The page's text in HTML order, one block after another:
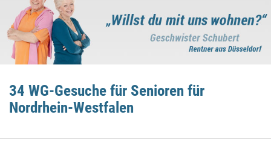
34 WG-Gesuche für Senioren für
Nordrhein-Westfalen